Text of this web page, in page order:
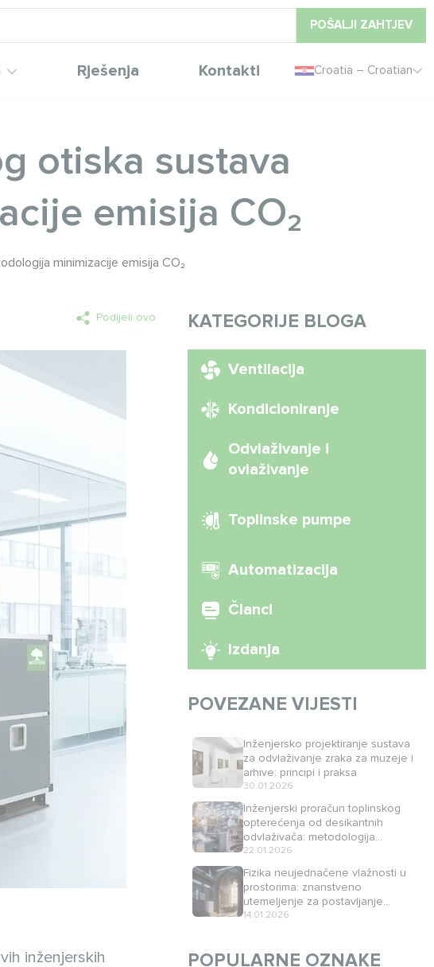
POŠALJI ZAHTJEV
Rješenja Kontakti Croatia – Croatian
otiska sustava
emisija CO₂
minimizacije emisija CO₂
Podijeli ovo
inženjerskih
KATEGORIJE BLOGA
Ventilacija
Kondicioniranje
Odvlaživanje i
ovlaživanje
Toplinske pumpe
Automatizacija
Članci
Izdanja
POVEZANE VIJESTI
Inženjersko projektiranje sustava
za odvlaživanje zraka za muzeje i
arhive: principi i praksa
30.01.2026
Inženjerski proračun toplinskog
opterećenja od desikantnih
odvlaživača: metodologija
određivanja i kompenzacije
22.01.2026
Fizika neujednačene vlažnosti u
prostorima: znanstveno
utemeljenje za postavljanje
kontrolnih senzora
14.01.2026
POPULARNE OZNAKE